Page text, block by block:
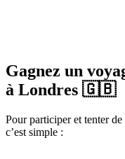
Gagnez un
à Londres 🇬🇧
Pour participer et tenter
c’est simple :